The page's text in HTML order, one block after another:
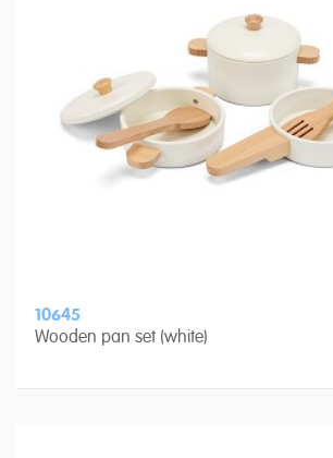
10645
Wooden pan set (white)